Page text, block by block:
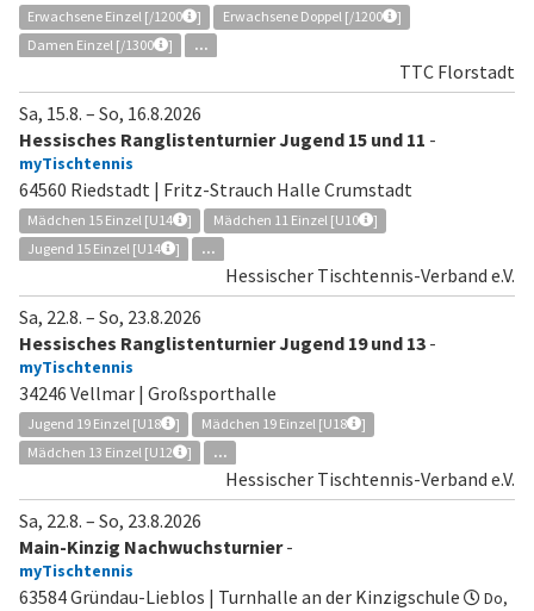
Erwachsene Einzel [/1200 ] Erwachsene Doppel [/1200
]
Damen Einzel [/1300
] ...
TTC Florstadt
Sa, 15.8. – So, 16.8.2026
Hessisches Ranglistenturnier Jugend 15 und 11 -
myTischtennis
64560 Riedstadt | Fritz-Strauch Halle Crumstadt
Mädchen 15 Einzel [U14 ] Mädchen 11 Einzel [U10
]
Jugend 15 Einzel [U14
] ...
Hessischer Tischtennis-Verband e.V.
Sa, 22.8. – So, 23.8.2026
Hessisches Ranglistenturnier Jugend 19 und 13 -
myTischtennis
34246 Vellmar | Großsporthalle
Jugend 19 Einzel [U18 ] Mädchen 19 Einzel [U18
]
Mädchen 13 Einzel [U12
] ...
Hessischer Tischtennis-Verband e.V.
Sa, 22.8. – So, 23.8.2026
Main-Kinzig Nachwuchsturnier -
myTischtennis
63584 Gründau-Lieblos | Turnhalle an der Kinzigschule
Do,